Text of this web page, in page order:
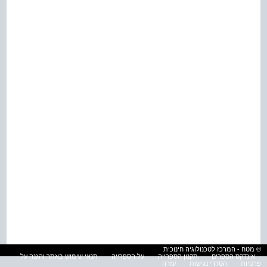
© מטח - המרכז לטכנולוגיה חינוכית
אינדקס הספרים
תקנון הספרייה על הספרייה
תנאי שימוש באתר והגנה על
פרטיות
הסדרי נגישות עזרה